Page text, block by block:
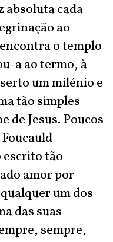
absoluta cada
ao
o templo
a ao termo, à
um milénio e
tão simples
de Jesus. Poucos
tão
amor por
um dos
das suas
sempre,